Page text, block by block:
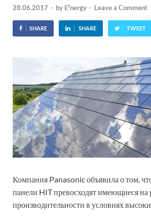
28.06.2017 - by E²nergy - Leave a Comment
SHARE SHARE TWEET
Компания Panasonic объявила о том,
панели HIT превосходят имеющиеся на
производительности в условиях